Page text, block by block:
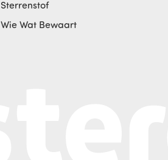
Sterrenstof
Wie Wat Bewaart